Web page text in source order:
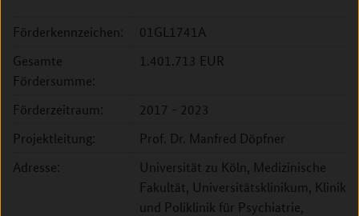
Förderkennzeichen:
01GL1741A
Gesamte
Fördersumme:
1.401.713 EUR
Förderzeitraum:
2017 - 2023
Projektleitung:
Prof. Dr. Manfred Döpfner
Adresse:
Universität zu Köln, Medizinische
Fakultät, Universitätsklinikum, Klinik
und Poliklinik für Psychiatrie,